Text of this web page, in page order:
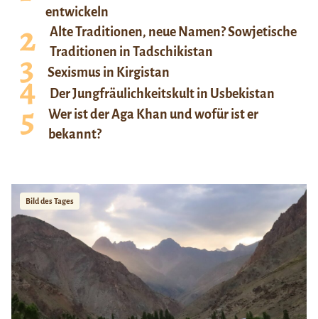
entwickeln
Alte Traditionen, neue Namen? Sowjetische
Traditionen in Tadschikistan
Sexismus in Kirgistan
Der Jungfräulichkeitskult in Usbekistan
Wer ist der Aga Khan und wofür ist er
bekannt?
Bild des Tages